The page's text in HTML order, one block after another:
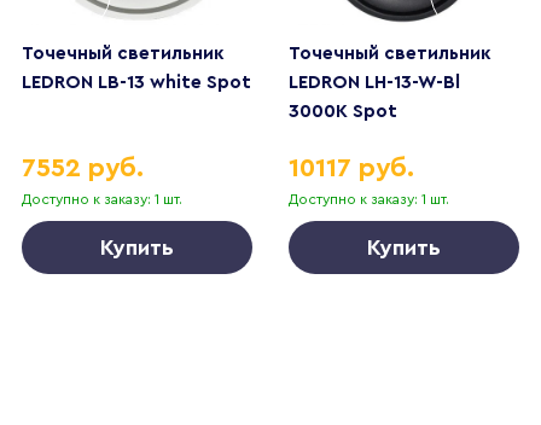
Точечный светильник
LEDRON LB-13 white Spot
Доступно к заказу: 1 шт.
7552 руб.
Купить
Точечный светильник
LEDRON LH-13-W-Bl
3000K Spot
Доступно к заказу: 1 шт.
10117 руб.
Купить